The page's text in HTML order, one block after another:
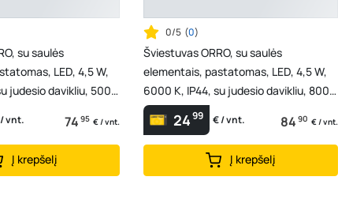
su saulės
LED, 4,5 W,
judesio davikliu, 500
vnt. 74 95 € / vnt.
Į krepšelį
0/5 (0)
Šviestuvas ORRO, su saulės
elementais, pastatomas, LED, 4,5 W,
6000 K, IP44, su judesio davikliu, 800
mm, SL117-H0.8
2499 € / vnt. 84 90 € / vnt.
Į krepšelį